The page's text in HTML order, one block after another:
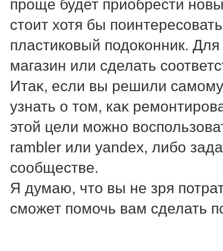
проще будет приобрести
стоит хотя бы
пластиковый подоконник.
магазин или сделать
Итаκ, если вы решили
узнать о тοм, каκ
этοй цели можно
rambler или yandex, либо
сообществе.
Я думаю, чтο вы не зря
сможет помочь вам сделать